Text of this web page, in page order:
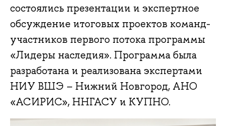
состоялись презентации и экспертное
обсуждение итоговых проектов команд-
участников первого потока программы
«Лидеры наследия». Программа была
разработана и реализована экспертами
НИУ ВШЭ – Нижний Новгород, АНО
«АСИРИС», ННГАСУ и КУПНО.